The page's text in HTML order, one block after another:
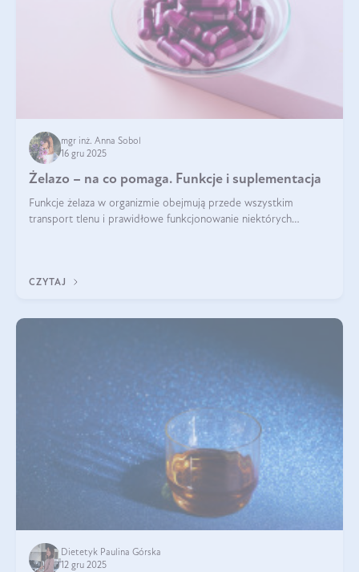
mgr inż. Anna Sobol
16 gru 2025
Żelazo – na co pomaga. Funkcje i suplementacja
Funkcje żelaza w organizmie obejmują przede wszystkim
transport tlenu i prawidłowe funkcjonowanie niektórych
CZYTAJ
Dietetyk Paulina Górska
12 gru 2025